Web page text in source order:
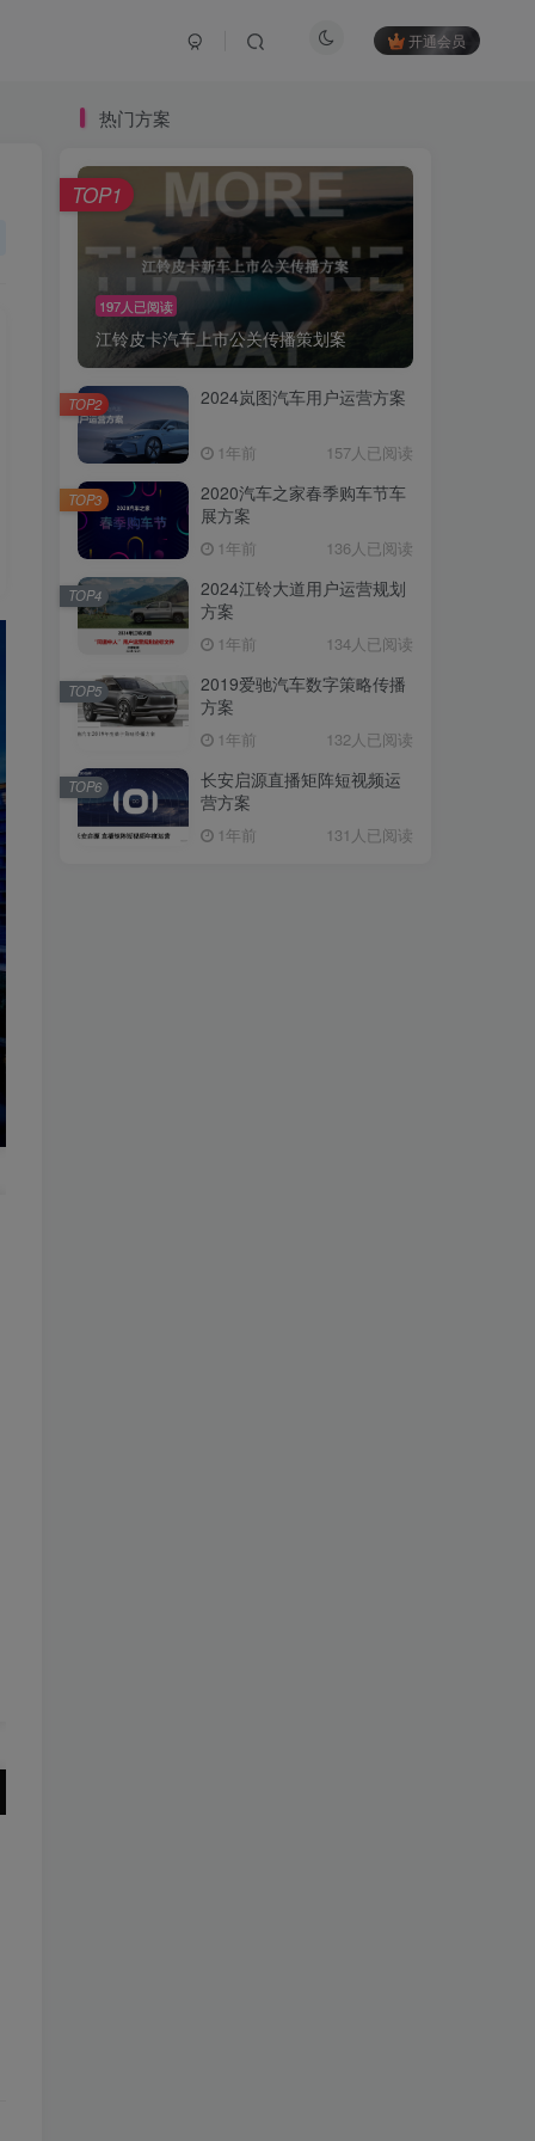
开通会员
热门方案
197人已阅读
江铃皮卡汽车上市公关传播策划案
TOP1
2024岚图汽车用户运营方案
1年前 157人已阅读
TOP2
2020汽车之家春季购车节车
展方案
1年前 136人已阅读
TOP3
2024江铃大道用户运营规划
方案
1年前 134人已阅读
TOP4
2019爱驰汽车数字策略传播
方案
1年前 132人已阅读
TOP5
长安启源直播矩阵短视频运
营方案
1年前 131人已阅读
TOP6